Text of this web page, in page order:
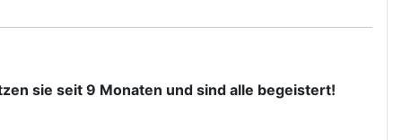
sie seit 9 Monaten und sind alle begeistert!